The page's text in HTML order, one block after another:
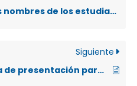
en condición de “elegibles”?
Siguiente
¿Cómo se calcula la nota de presentación para población estudiantil actual o egresada en las modalidades de Educación Abierta?